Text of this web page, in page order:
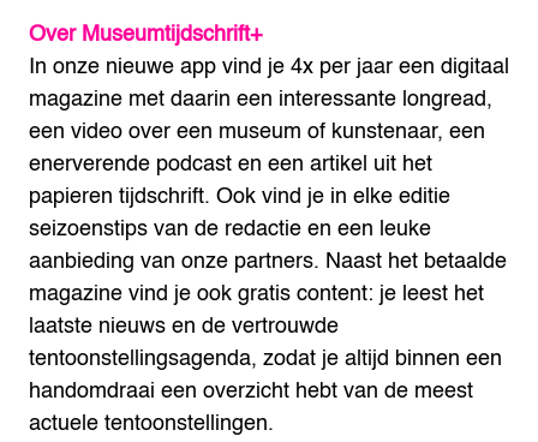
Over Museumtijdschrift+
In onze nieuwe app vind je 4x per jaar een digitaal
magazine met daarin een interessante longread,
een video over een museum of kunstenaar, een
enerverende podcast en een artikel uit het
papieren tijdschrift. Ook vind je in elke editie
seizoenstips van de redactie en een leuke
aanbieding van onze partners. Naast het betaalde
magazine vind je ook gratis content: je leest het
laatste nieuws en de vertrouwde
tentoonstellingsagenda, zodat je altijd binnen een
handomdraai een overzicht hebt van de meest
actuele tentoonstellingen.